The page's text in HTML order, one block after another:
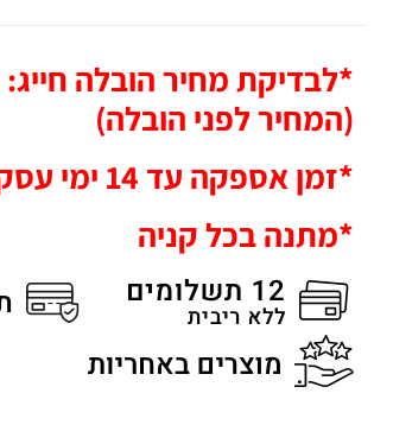
(המחיר לפני הובלה)
*זמן אספקה עד 14 ימי עסקים
*מתנה בכל קניה